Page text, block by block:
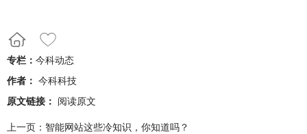
专栏： 今科动态
作者： 今科科技
原文链接：
阅读原文
上一页： 智能网站这些冷知识，你知道吗？